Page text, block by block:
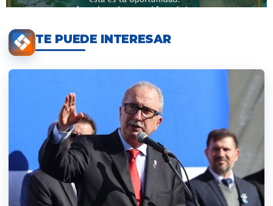
TE PUEDE INTERESAR